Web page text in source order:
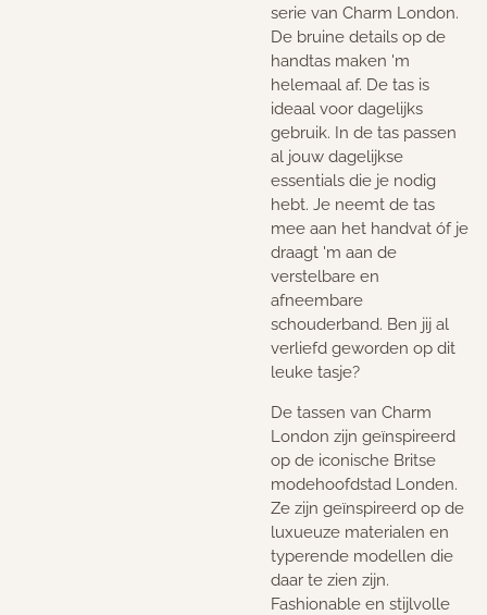
serie van Charm London.
De bruine details op de
handtas maken 'm
helemaal af. De tas is
ideaal voor dagelijks
gebruik. In de tas passen
al jouw dagelijkse
essentials die je nodig
hebt. Je neemt de tas
mee aan het handvat óf je
draagt 'm aan de
verstelbare en
afneembare
schouderband. Ben jij al
verliefd geworden op dit
leuke tasje?
De tassen van Charm
London zijn geïnspireerd
op de iconische Britse
modehoofdstad Londen.
Ze zijn geïnspireerd op de
luxueuze materialen en
typerende modellen die
daar te zien zijn.
Fashionable en stijlvolle